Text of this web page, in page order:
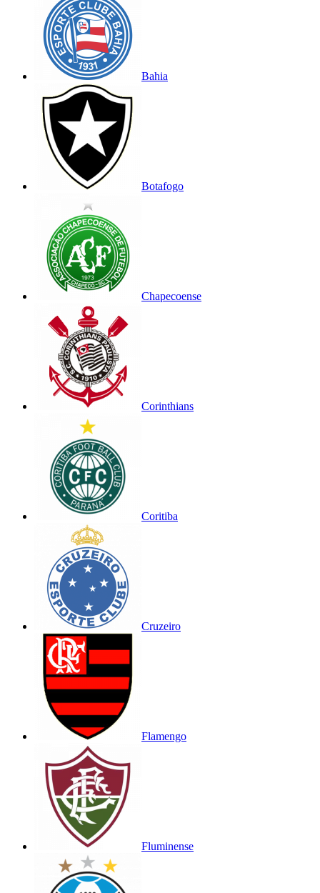
Bahia
Botafogo
Chapecoense
Corinthians
Coritiba
Cruzeiro
Flamengo
Fluminense